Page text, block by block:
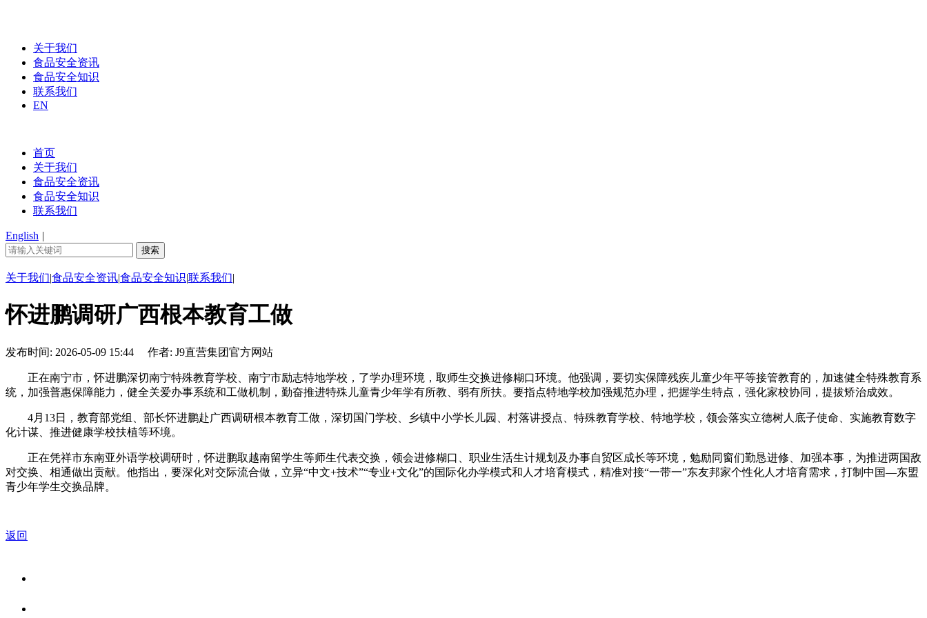
关于我们
食品安全资讯
食品安全知识
联系我们
EN
首页
关于我们
食品安全资讯
食品安全知识
联系我们
English |
关于我们|食品安全资讯|食品安全知识|联系我们|
怀进鹏调研广西根本教育工做
发布时间: 2026-05-09 15:44 作者: J9直营集团官方网站
正在南宁市，怀进鹏深切南宁特殊教育学校、南宁市励志特地学校，了学办理环境，取师生交换进修糊口环境。他强调，要切实保障残疾儿童少年平等接管教育的，加速健全特殊教育系
统，加强普惠保障能力，健全关爱办事系统和工做机制，勤奋推进特殊儿童青少年学有所教、弱有所扶。要指点特地学校加强规范办理，把握学生特点，强化家校协同，提拔矫治成效。
4月13日，教育部党组、部长怀进鹏赴广西调研根本教育工做，深切国门学校、乡镇中小学长儿园、村落讲授点、特殊教育学校、特地学校，领会落实立德树人底子使命、实施教育数字
化计谋、推进健康学校扶植等环境。
正在凭祥市东南亚外语学校调研时，怀进鹏取越南留学生等师生代表交换，领会进修糊口、职业生活生计规划及办事自贸区成长等环境，勉励同窗们勤恳进修、加强本事，为推进两国敌
对交换、相通做出贡献。他指出，要深化对交际流合做，立异“中文+技术”“专业+文化”的国际化办学模式和人才培育模式，精准对接“一带一”东友邦家个性化人才培育需求，打制中国—东盟
青少年学生交换品牌。
返回